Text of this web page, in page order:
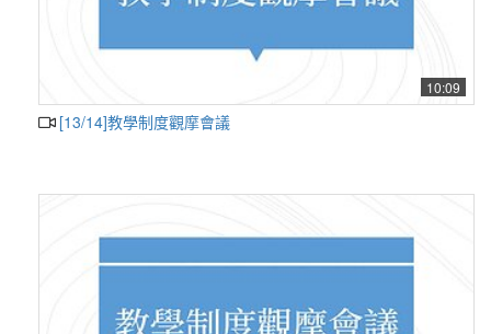
10:09
[13/14]教學制度觀摩會議